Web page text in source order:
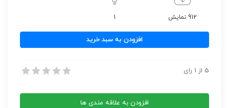
912 نمایش 1
آموزش
Spreads
افزودن به سبد خرید
فیلم آموزش Price Spreads
5 از 1 رای
افزودن به علاقه مندی ها